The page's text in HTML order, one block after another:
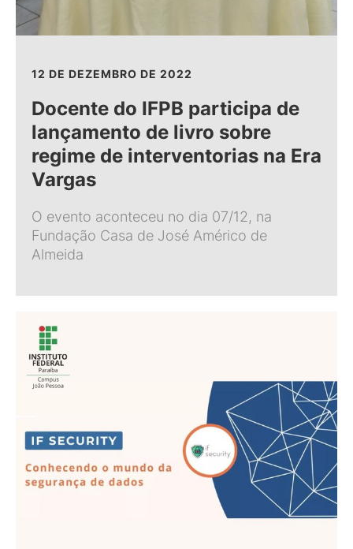
12 DE DEZEMBRO DE 2022
Docente do IFPB participa de
lançamento de livro sobre
regime de interventorias na Era
Vargas
O evento aconteceu no dia 07/12, na
Fundação Casa de José Américo de
Almeida